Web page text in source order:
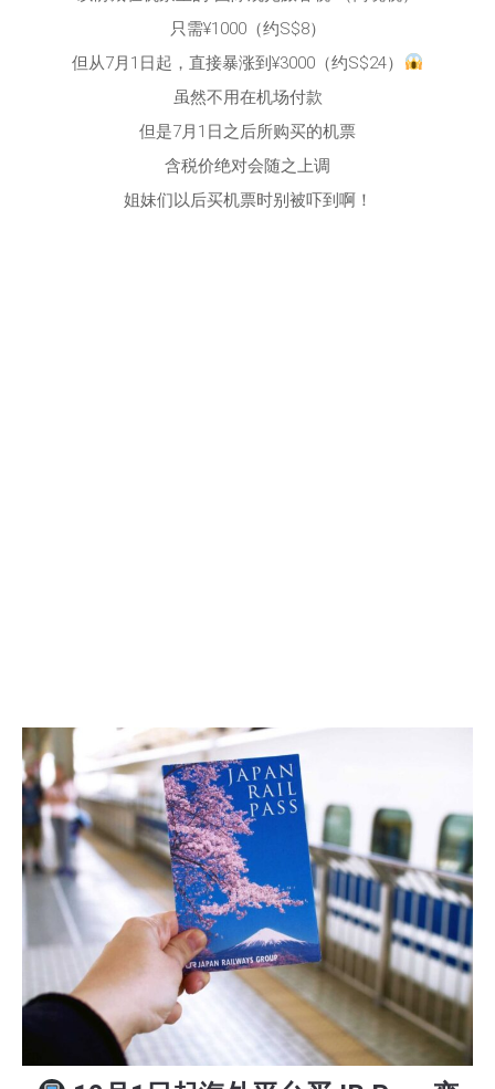
只需¥1000（约S$8）
但从7月1日起，直接暴涨到¥3000（约S$24）
虽然不用在机场付款
但是7月1日之后所购买的机票
含税价绝对会随之上调
姐妹们以后买机票时别被吓到啊！